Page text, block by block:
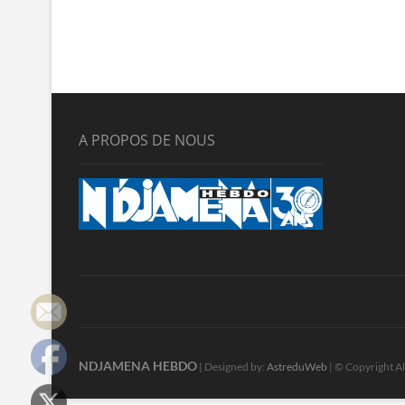
A PROPOS DE NOUS
NDJAMENA HEBDO | Designed by: AstreduWeb | © Copyright